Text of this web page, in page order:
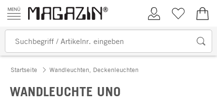
Zum Inhalt springen
Kundenkonto
Merkliste
Startseite Wandleuchten, Deckenleuchten
WANDLEUCHTE UNO